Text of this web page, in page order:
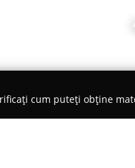
cum puteți obține